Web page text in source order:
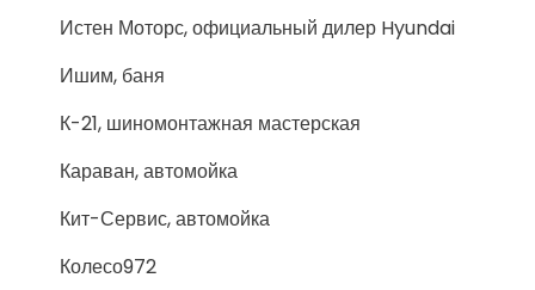
Истен Моторс, официальный дилер Hyundai
Ишим, баня
К-21, шиномонтажная мастерская
Караван, автомойка
Кит-Сервис, автомойка
Колесо972